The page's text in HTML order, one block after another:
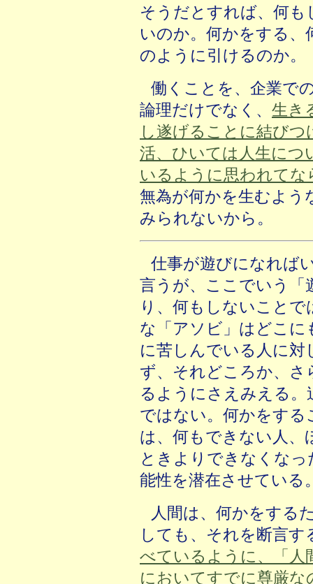
そうだとすれば、何
いのか。何かをする
のように引けるのか。
働くことを、企業で
論理だけでなく、 生き
し遂げることに結び
活、ひいては人生につ
いるように思われてな
無為が何かを生むよう
みられないから。
仕事が遊びになれば
言うが、ここでいう「
り、何もしないこと
な「アソビ」はどこに
に苦しんでいる人に
ず、それどころか、さ
るようにさえみえる
ではない。何かをす
は、何もできない人、
ときよりできなくな
能性を潜在させている
人間は、何かをする
しても、それを断言す
べているように、「人
においてすでに尊厳